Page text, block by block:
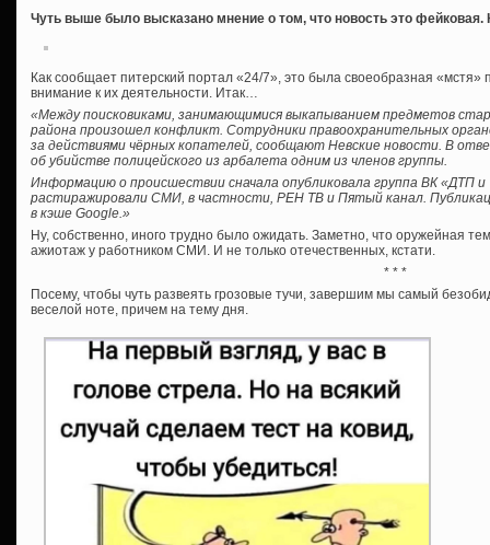
Чуть выше было высказано мнение о том, что новость это фейковая.
Как сообщает питерский портал «24/7», это была своеобразная «мстя»
внимание к их деятельности. Итак…
«Между поисковиками, занимающимися выкапыванием предметов
района произошел конфликт. Сотрудники правоохранительных
за действиями чёрных копателей, сообщают Невские новости. В
об убийстве полицейского из арбалета одним из членов группы.
Информацию о происшествии сначала опубликовала группа ВК «ДТП
растиражировали СМИ, в частности, РЕН ТВ и Пятый канал.
в кэше Google.»
Ну, собственно, иного трудно было ожидать. Заметно, что оружейная
ажиотаж у работником СМИ. И не только отечественных, кстати.
* * *
Посему, чтобы чуть развеять грозовые тучи, завершим мы самый
веселой ноте, причем на тему дня.